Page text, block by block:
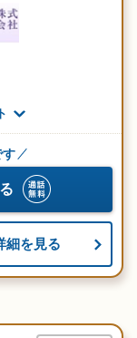
す
細を見る